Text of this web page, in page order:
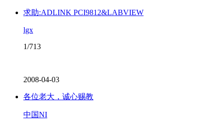
求助:ADLINK PCI9812&LABVIEW
lgx
1/713
2008-04-03
各位老大，诚心赐教
中国NI